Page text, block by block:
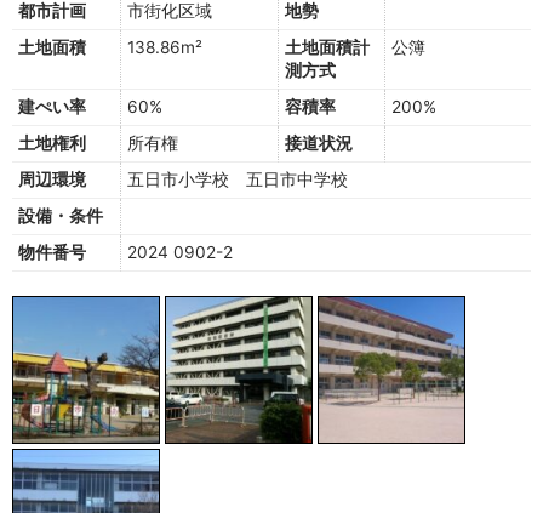
都市計画
市街化区域
地勢
土地面積
138.86m²
土地面積計
測方式
公簿
建ぺい率 60% 容積率
200%
土地権利
所有権
接道状況
周辺環境
五日市小学校 五日市中学校
設備・条件
物件番号
2024 0902-2